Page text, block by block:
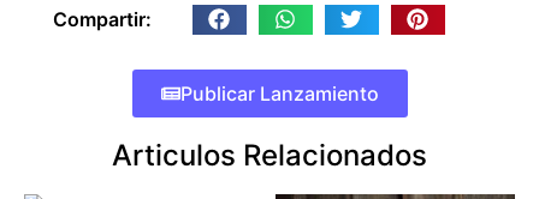
Compartir:
Publicar Lanzamiento
Articulos Relacionados